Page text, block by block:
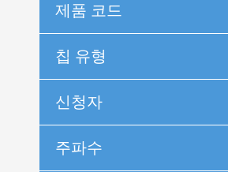
제품 코드
칩 유형
신청자
주파수